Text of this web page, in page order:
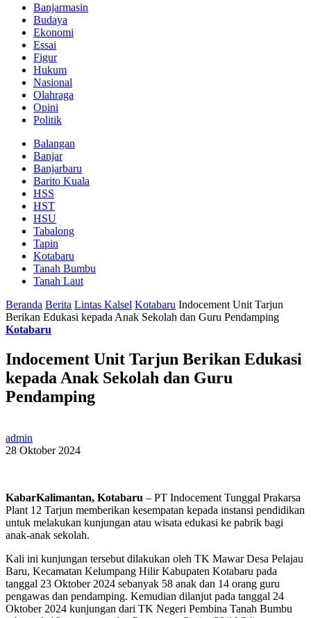
Banjarmasin
Budaya
Ekonomi
Essai
Figur
Hukum
Nasional
Olahraga
Opini
Politik
Balangan
Banjar
Banjarbaru
Barito Kuala
HSS
HST
HSU
Tabalong
Tapin
Kotabaru
Tanah Bumbu
Tanah Laut
Beranda Berita Lintas Kalsel Kotabaru Indocement Unit Tarjun
Berikan Edukasi kepada Anak Sekolah dan Guru Pendamping
Kotabaru
Indocement Unit Tarjun Berikan Edukasi
kepada Anak Sekolah dan Guru
Pendamping
admin
28 Oktober 2024
KabarKalimantan, Kotabaru – PT Indocement Tunggal Prakarsa
Plant 12 Tarjun memberikan kesempatan kepada instansi pendidikan
untuk melakukan kunjungan atau wisata edukasi ke pabrik bagi
anak-anak sekolah.
Kali ini kunjungan tersebut dilakukan oleh TK Mawar Desa Pelajau
Baru, Kecamatan Kelumpang Hilir Kabupaten Kotabaru pada
tanggal 23 Oktober 2024 sebanyak 58 anak dan 14 orang guru
pengawas dan pendamping. Kemudian dilanjut pada tanggal 24
Oktober 2024 kunjungan dari TK Negeri Pembina Tanah Bumbu